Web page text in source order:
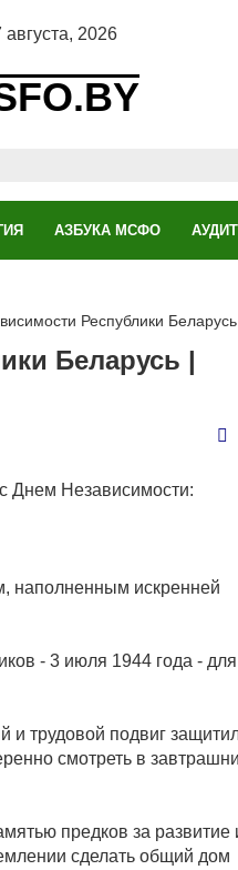
августа, 2026
АЗБУКА МСФО АУДИТ
Республики Беларусь
Беларусь |
Днем Независимости:
наполненным искренней
- 3 июля 1944 года - для
и трудовой подвиг
смотреть в
предков за развитие
сделать общий дом